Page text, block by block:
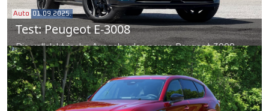
Auto 01.09.2025.
Test: Peugeot E-3008
Die vollelektrische Ausgabe des neuen Peugeot 3008
dehnt den Begriff des SUV noch ein Stückchen weiter
Richtung Coupé. Das ist cool. Hat aber auch seine
Einschränkungen.